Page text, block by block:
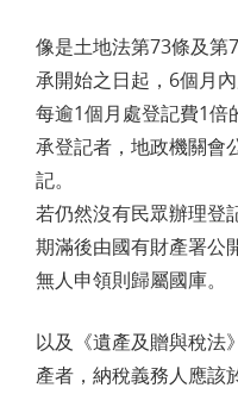
像是土地法第73條及第
承開始之日起，6個月
每逾1個月處登記費1倍
承登記者，地政機關會
記。
若仍然沒有民眾辦理登
期滿後由國有財產署公
無人申領則歸屬國庫。
以及《遺產及贈與稅法
產者，納稅義務人應該